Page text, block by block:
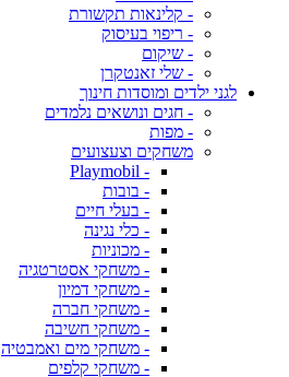
- קלינאות תקשורת
- ריפוי בעיסוק
- שיקום
- שלי זאנטקרן
לגני ילדים ומוסדות חינוך
- חגים ונושאים נלמדים
- מפות
משחקים וצעצועים
- Playmobil
- בובות
- בעלי חיים
- כלי נגינה
- מכוניות
- משחקי אסטרטגיה
- משחקי דמיון
- משחקי חברה
- משחקי חשיבה
- משחקי מים ואמבטיה
- משחקי קלפים